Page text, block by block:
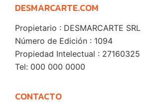
DESMARCARTE.COM
Propietario : DESMARCARTE SRL
Número de Edición : 1094
Propiedad Intelectual : 27160325
Tel: 000 000 0000
CONTACTO